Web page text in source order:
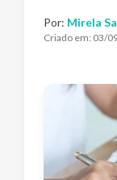
Por: Mirela
Criado em: 03/